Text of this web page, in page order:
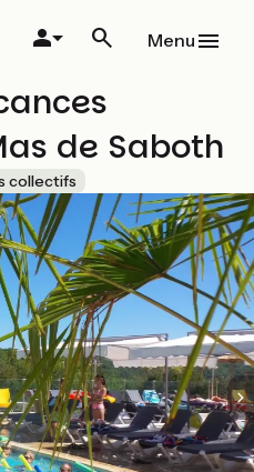
Menu
de Saboth
collectifs